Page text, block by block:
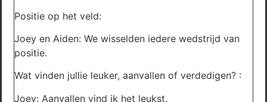
Positie op het veld:
Joey en Aiden: We wisselden iedere wedstrijd van
positie.
Wat vinden jullie leuker, aanvallen of verdedigen? :
Joey: Aanvallen vind ik het leukst.